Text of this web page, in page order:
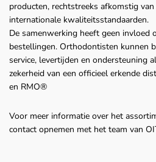
producten, rechtstreeks afkomstig
internationale kwaliteitsstandaarden.
De samenwerking heeft geen invloed
bestellingen. Orthodontisten kunnen
service, levertijden en ondersteuning
zekerheid van een officieel erkende
en RMO®
Voor meer informatie over het
contact opnemen met het team van